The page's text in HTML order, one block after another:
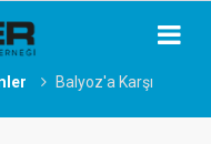
Balyoz'a Karşı